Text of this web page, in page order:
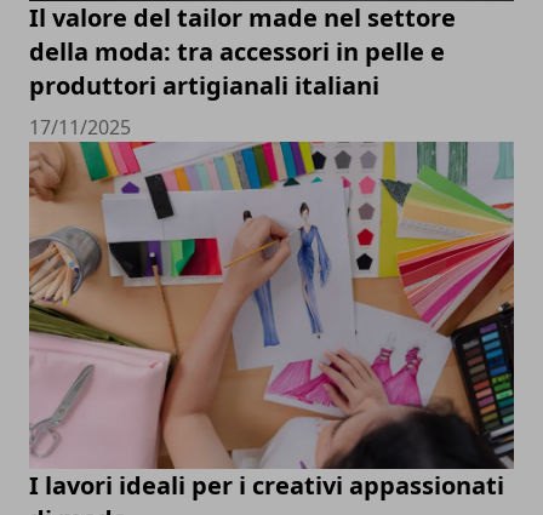
Il valore del tailor made nel settore
della moda: tra accessori in pelle e
produttori artigianali italiani
17/11/2025
I lavori ideali per i creativi appassionati